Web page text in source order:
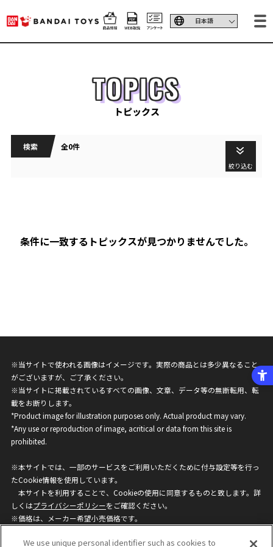
TOPICS
トピックス
検索 全0件
絞り込む
条件に一致するトピックスが見つかりませんでした。
※当サイトで使われる画像はイメージです。実際の商品とは多少異なること
がございますが、ご了承ください。
※当サイトに掲載されているすべての画像、文章、データ等の無断転用、転
載をお断りします。
*Product image for illustration purposes only. Actual product may vary.
*Any use or reproduction of image, acritical or data from this site is
prohibited.
※本サイトでは、一部のサービスをご利用いただくために付与設定等を行っ
たCookie情報を使用しています。
本サイトを利用することで、Cookieの使用に同意するものと致します。詳
しくはプライバシーポリシーをご確認ください。
※価格は、メーカー希望小売価格です。
ざいますのでご了承ください。
We use unique personal identifier such as cookies to